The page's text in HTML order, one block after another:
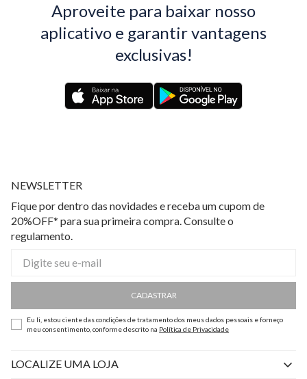
Aproveite para baixar nosso
aplicativo e garantir vantagens
exclusivas!
NEWSLETTER
Fique por dentro das novidades e receba um cupom de
20%OFF* para sua primeira compra. Consulte o
regulamento.
CADASTRAR
Eu li, estou ciente das condições de tratamento dos meus dados pessoais e forneço
meu consentimento, conforme descrito na Política de Privacidade
LOCALIZE UMA LOJA